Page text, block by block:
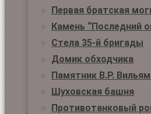
Первая братская
Камень “Последний
Стела 35-й бригады
Домик обходчика
Памятник В.Р.
Шуховская башня
Противотанковый